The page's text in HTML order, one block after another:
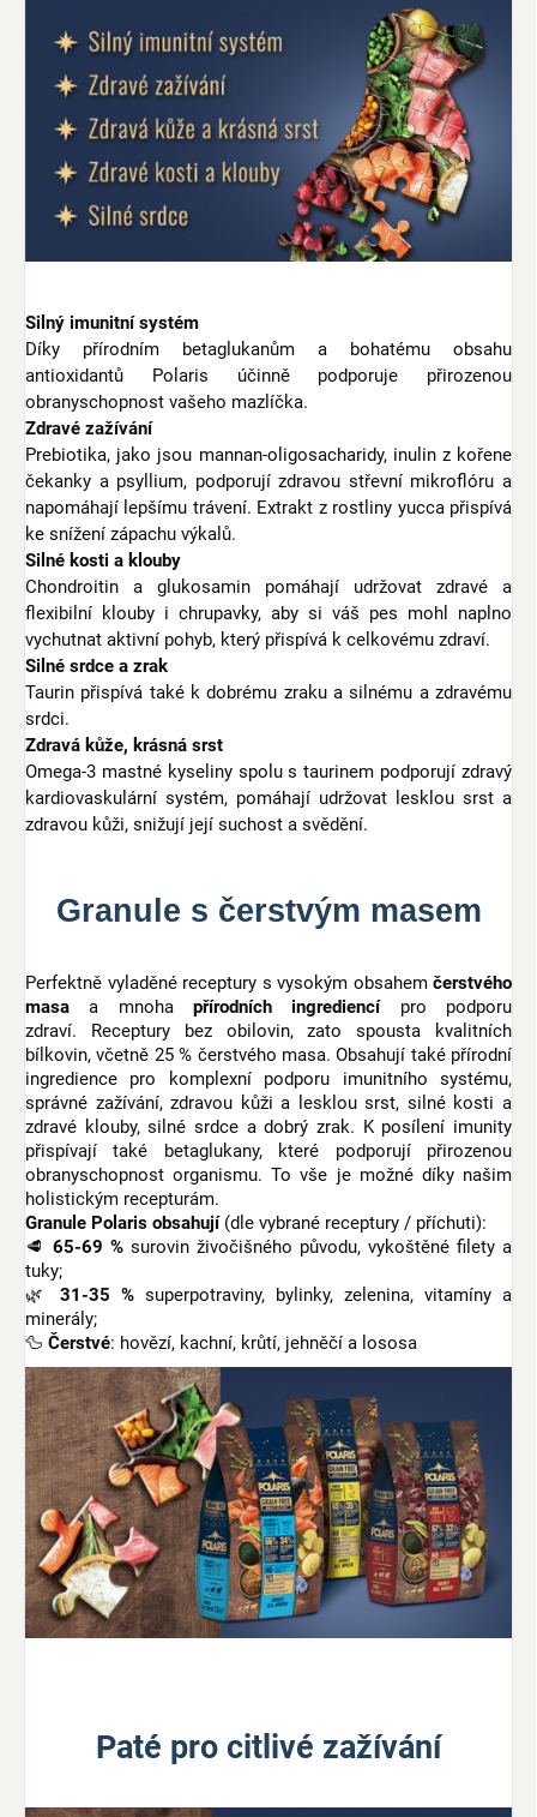
Silný imunitní systém
Díky přírodním betaglukanům a bohatému obsahu
antioxidantů Polaris účinně podporuje přirozenou
obranyschopnost vašeho mazlíčka.
Zdravé zažívání
Prebiotika, jako jsou mannan-oligosacharidy, inulin z kořene
čekanky a psyllium, podporují zdravou střevní mikroflóru a
napomáhají lepšímu trávení. Extrakt z rostliny yucca přispívá
ke snížení zápachu výkalů.
Silné kosti a klouby
Chondroitin a glukosamin pomáhají udržovat zdravé a
flexibilní klouby i chrupavky, aby si váš pes mohl naplno
vychutnat aktivní pohyb, který přispívá k celkovému zdraví.
Silné srdce a zrak
Taurin přispívá také k dobrému zraku a silnému a zdravému
srdci.
Zdravá kůže, krásná srst
Omega-3 mastné kyseliny spolu s taurinem podporují zdravý
kardiovaskulární systém, pomáhají udržovat lesklou srst a
zdravou kůži, snižují její suchost a svědění.
Granule s čerstvým masem
Perfektně vyladěné receptury s vysokým obsahem čerstvého
masa a mnoha přírodních ingrediencípro podporu
zdraví. Receptury bez obilovin, zato spousta kvalitních
bílkovin, včetně 25 % čerstvého masa. Obsahují také přírodní
ingredience pro komplexní podporu imunitního systému,
správné zažívání, zdravou kůži a lesklou srst, silné kosti a
zdravé klouby, silné srdce a dobrý zrak. K posílení imunity
přispívají také betaglukany, které podporují přirozenou
obranyschopnost organismu. To vše je možné díky našim
holistickým recepturám.
Granule Polaris obsahují(dle vybrané receptury / příchuti):
🥩 65-69 % surovin živočišného původu, vykoštěné filety a
tuky;
🌿 31-35 % superpotraviny, bylinky, zelenina, vitamíny a
minerály;
🦆 Čerstvé: hovězí, kachní, krůtí, jehněčí a lososa
Paté pro citlivé zažívání